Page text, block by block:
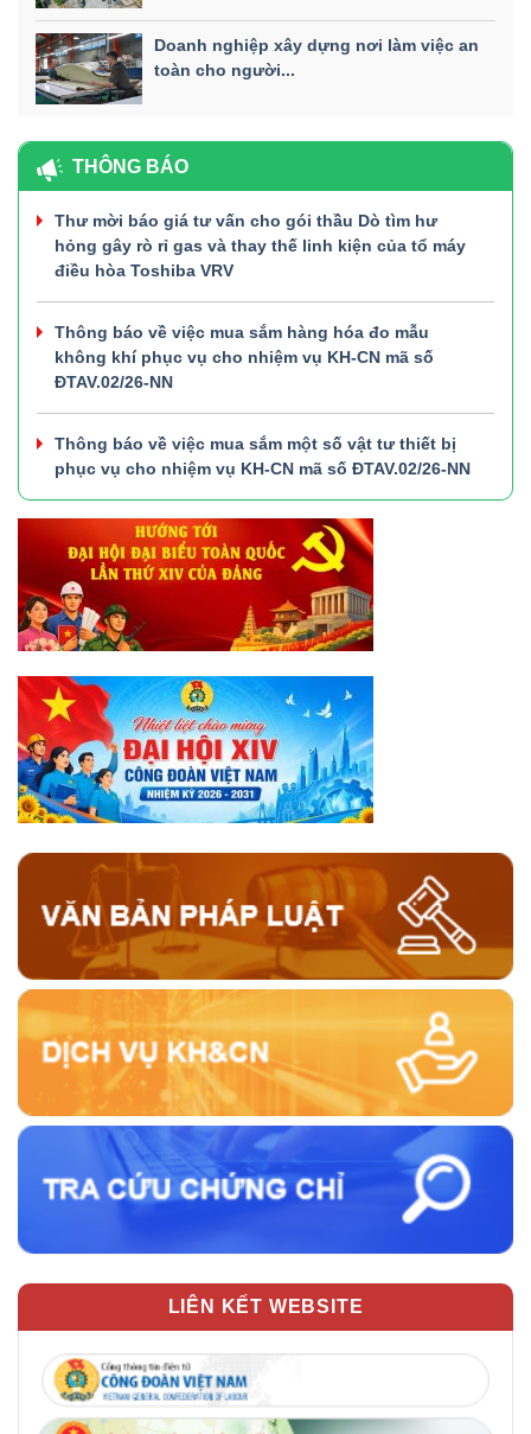
Doanh nghiệp xây dựng nơi làm việc an
toàn cho người...
THÔNG BÁO
Thư mời báo giá tư vấn cho gói thầu Dò tìm hư
hỏng gây rò rỉ gas và thay thế linh kiện của tổ máy
điều hòa Toshiba VRV
Thông báo về việc mua sắm hàng hóa đo mẫu
không khí phục vụ cho nhiệm vụ KH-CN mã số
ĐTAV.02/26-NN
Thông báo về việc mua sắm một số vật tư thiết bị
phục vụ cho nhiệm vụ KH-CN mã số ĐTAV.02/26-NN
LIÊN KẾT WEBSITE